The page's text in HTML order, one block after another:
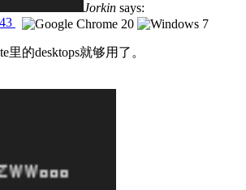
Jorkin says:
里的desktops就够用了。